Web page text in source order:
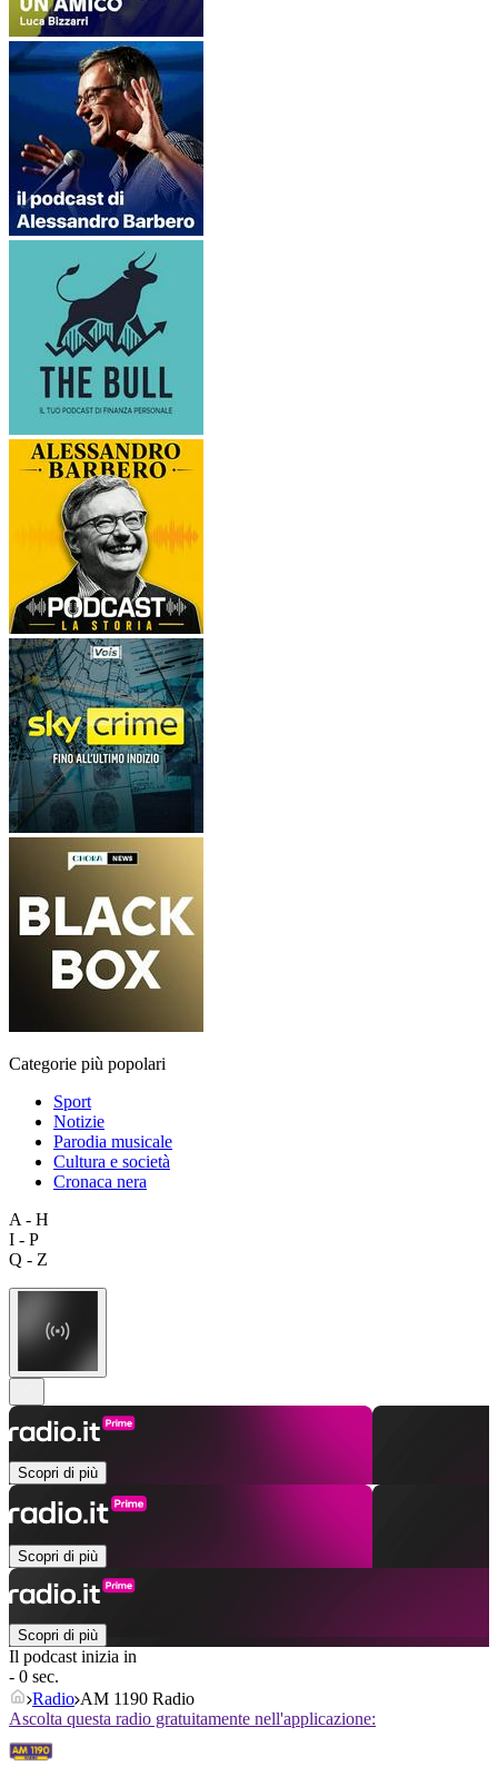
Categorie più popolari
Sport
Notizie
Parodia musicale
Cultura e società
Cronaca nera
A - H
I - P
Q - Z
Scopri di più
Scopri di più
Scopri di più
Il podcast inizia in
- 0 sec.
Radio AM 1190 Radio
Ascolta questa radio gratuitamente nell'applicazione: